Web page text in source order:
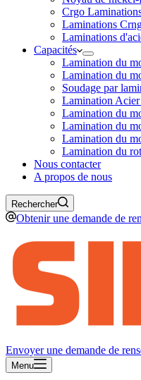
Crgo
Laminations
Laminations
Capacités
Lamination du
Lamination du
Soudage par
Lamination
Lamination du
Lamination du
Lamination du
Lamination du
Nous contacter
A propos de nous
Rechercher
Obtenir une demande de
Envoyer une demande de
Menu